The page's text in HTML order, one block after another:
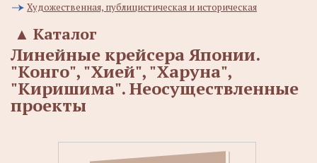
Художественная, публицистическая и историческая
Каталог
▲
Линейные крейсера Японии.
"Конго", "Хией", "Харуна",
"Киришима". Неосуществленные
проекты